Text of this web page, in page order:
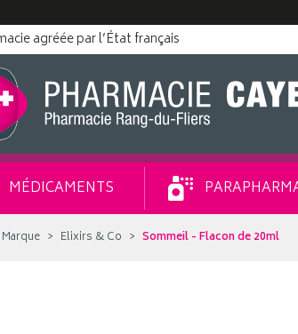
agréée par l’État français
MÉDICAMENTS
Marque Elixirs & Co Sommeil - Flacon de 20ml